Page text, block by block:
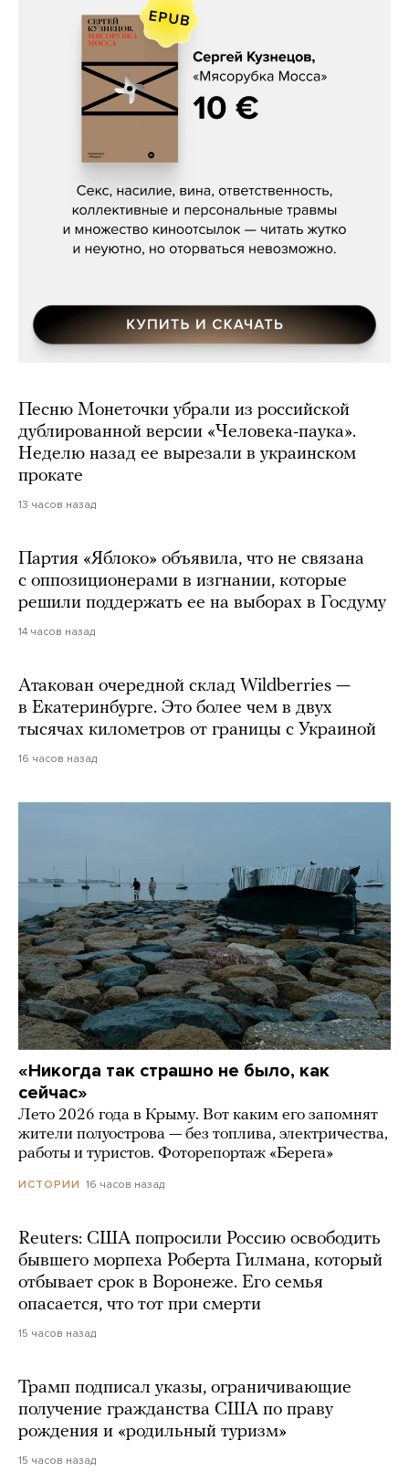
Сергей Кузнецов, «Мясорубка
Песню Монеточки убрали из российской
дублированной версии «Человека-паука».
Неделю назад ее вырезали в украинском
прокате
13 часов назад
Партия «Яблоко» объявила, что не связана
с оппозиционерами в изгнании, которые
решили поддержать ее на выборах в Госдуму
14 часов назад
Атакован очередной склад Wildberries —
в Екатеринбурге. Это более чем в двух
тысячах километров от границы с Украиной
16 часов назад
«Никогда так страшно не было, как
сейчас»
Лето 2026 года в Крыму. Вот каким его запомнят
жители полуострова — без топлива, электричества,
работы и туристов. Фоторепортаж «Берега»
ИСТОРИИ 16 часов назад
Reuters: США попросили Россию освободить
бывшего морпеха Роберта Гилмана, который
отбывает срок в Воронеже. Его семья
опасается, что тот при смерти
15 часов назад
Трамп подписал указы, ограничивающие
получение гражданства США по праву
рождения и «родильный туризм»
15 часов назад